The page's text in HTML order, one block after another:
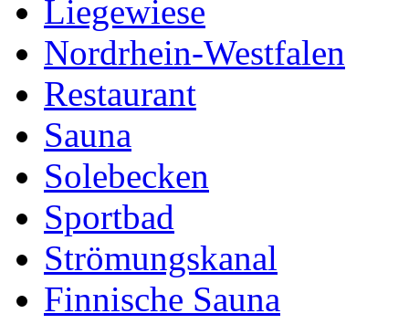
Liegewiese
Nordrhein-Westfalen
Restaurant
Sauna
Solebecken
Sportbad
Strömungskanal
Finnische Sauna